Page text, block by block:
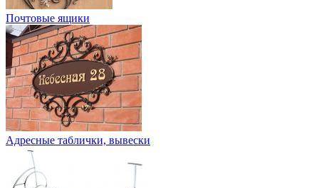
Почтовые ящики
Адресные таблички, вывески